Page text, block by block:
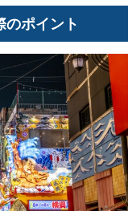
ポイント